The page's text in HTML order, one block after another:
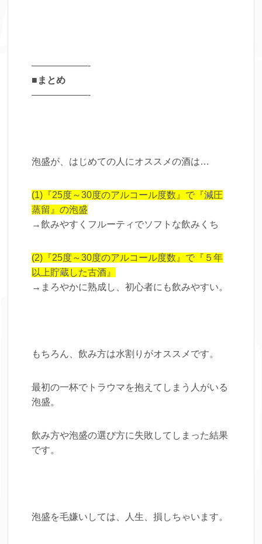
——————-
■まとめ
——————-
泡盛が、はじめての人にオススメの酒は…
(1)『25度～30度のアルコール度数』で『減圧
蒸留』の泡盛
→飲みやすくフルーティでソフトな飲みくち
(2)『25度～30度のアルコール度数』で『５年
以上貯蔵した古酒』
→まろやかに熟成し、初心者にも飲みやすい。
もちろん、飲み方は水割りがオススメです。
最初の一杯でトラウマを抱えてしまう人がいる
泡盛。
飲み方や泡盛の選び方に失敗してしまった結果
です。
泡盛を毛嫌いしては、人生、損しちゃいます。